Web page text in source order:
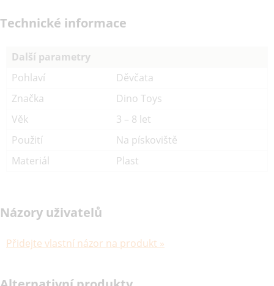
Technické informace
Další parametry
Pohlaví
Děvčata
Značka
Dino Toys
Věk
3 – 8 let
Použití
Na pískoviště
Materiál
Plast
Názory uživatelů
Přidejte vlastní názor na produkt »